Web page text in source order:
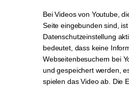
Bei Videos von Youtube,
Seite eingebunden sind,
Datenschutzeinstellung
bedeutet, dass keine
Webseitenbesuchern bei
und gespeichert werden,
spielen das Video ab. Die